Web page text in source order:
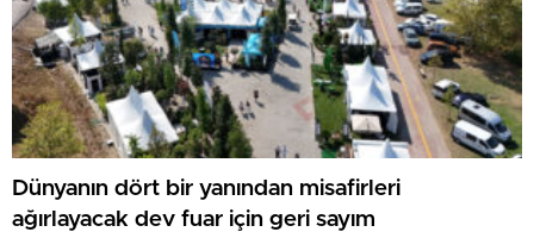
Dünyanın dört bir yanından misafirleri
ağırlayacak dev fuar için geri sayım